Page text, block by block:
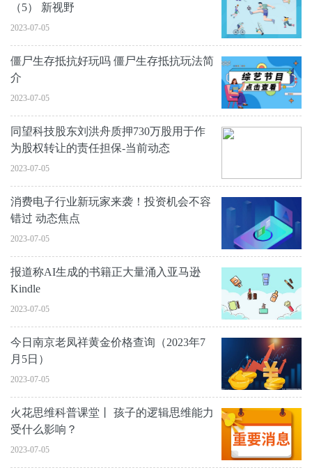
（5） 新视野
2023-07-05
僵尸生存抵抗好玩吗 僵尸生存抵抗玩法简
介
2023-07-05
同望科技股东刘洪舟质押730万股用于作
为股权转让的责任担保-当前动态
2023-07-05
消费电子行业新玩家来袭！投资机会不容
错过 动态焦点
2023-07-05
报道称AI生成的书籍正大量涌入亚马逊
Kindle
2023-07-05
今日南京老凤祥黄金价格查询（2023年7
月5日）
2023-07-05
火花思维科普课堂丨 孩子的逻辑思维能力
受什么影响？
2023-07-05